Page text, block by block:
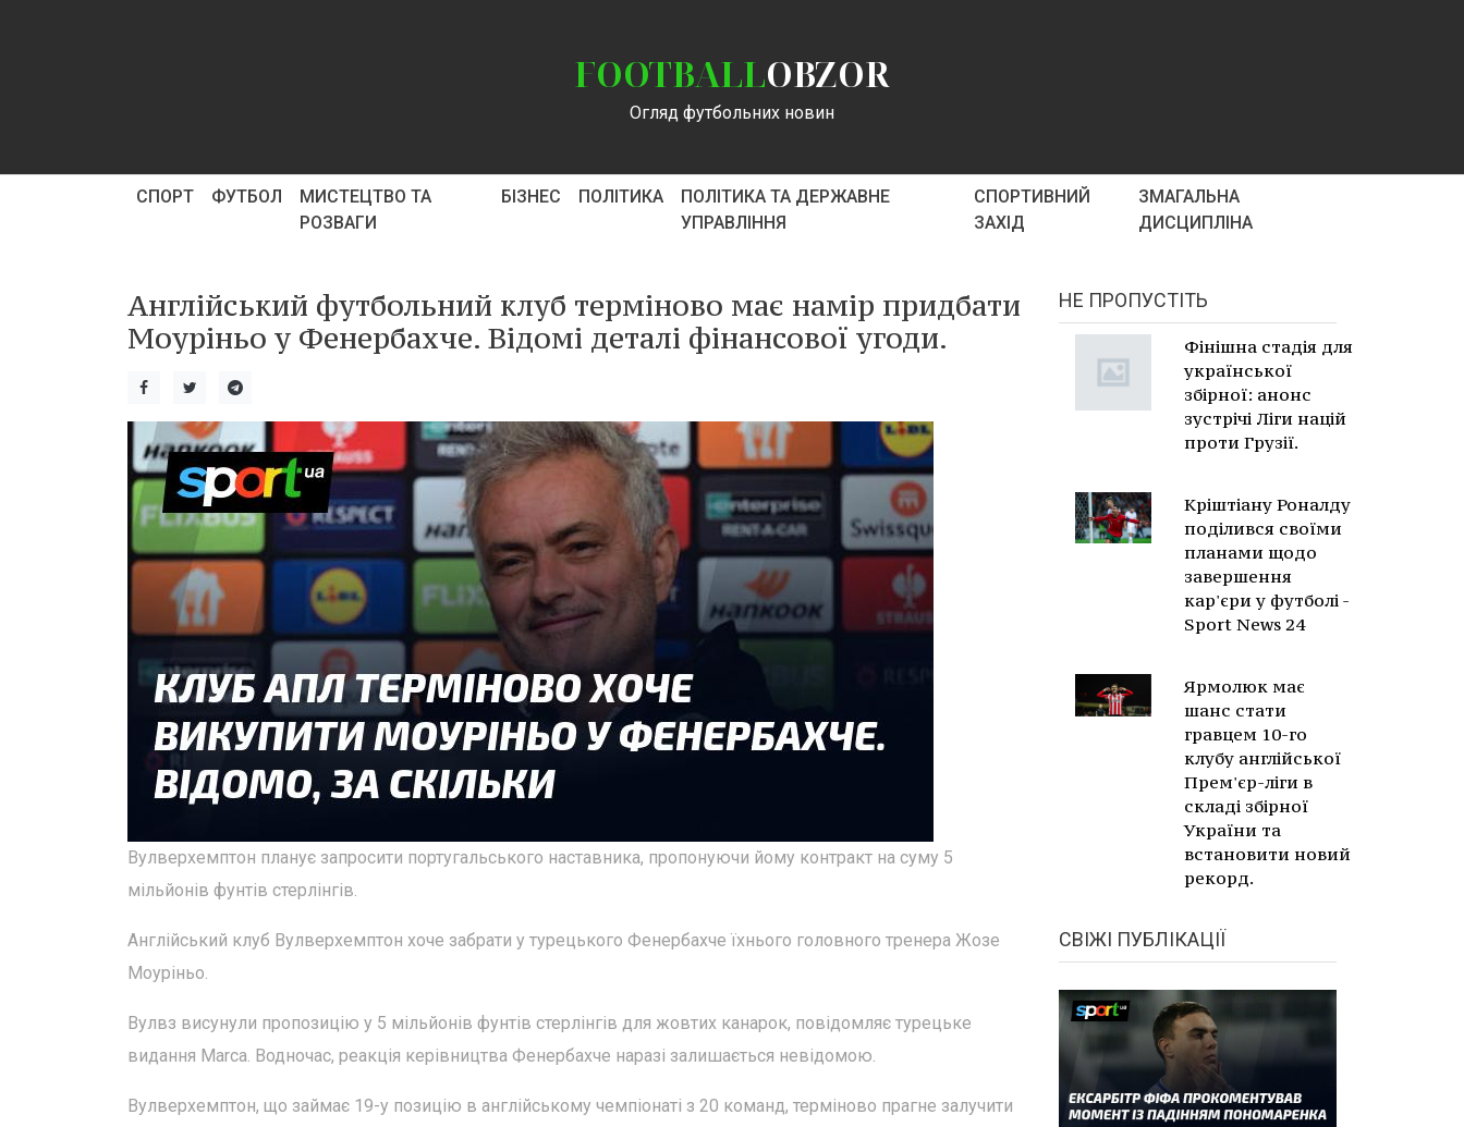
FOOTBALLOBZOR
Огляд футбольних новин
СПОРТ ФУТБОЛ
МИСТЕЦТВО ТА
РОЗВАГИ
БІЗНЕС ПОЛІТИКА
ПОЛІТИКА ТА ДЕРЖАВНЕ
УПРАВЛІННЯ
СПОРТИВНИЙ
ЗАХІД
ЗМАГАЛЬНА
ДИСЦИПЛІНА
Англійський футбольний клуб терміново має намір придбати
Моуріньо у Фенербахче. Відомі деталі фінансової угоди.
Вулверхемптон планує запросити португальського наставника, пропонуючи йому контракт на суму 5
мільйонів фунтів стерлінгів.
Англійський клуб Вулверхемптон хоче забрати у турецького Фенербахче їхнього головного тренера Жозе
Моуріньо.
Вулвз висунули пропозицію у 5 мільйонів фунтів стерлінгів для жовтих канарок, повідомляє турецьке
видання Marca. Водночас, реакція керівництва Фенербахче наразі залишається невідомою.
Вулверхемптон, що займає 19-у позицію в англійському чемпіонаті з 20 команд, терміново прагне залучити
НЕ ПРОПУСТІТЬ
Фінішна стадія для
української
збірної: анонс
зустрічі Ліги націй
проти Грузії.
Кріштіану Роналду
поділився своїми
планами щодо
завершення
кар'єри у футболі -
Sport News 24
Ярмолюк має
шанс стати
гравцем 10-го
клубу англійської
Прем'єр-ліги в
складі збірної
України та
встановити новий
рекорд.
СВІЖІ ПУБЛІКАЦІЇ